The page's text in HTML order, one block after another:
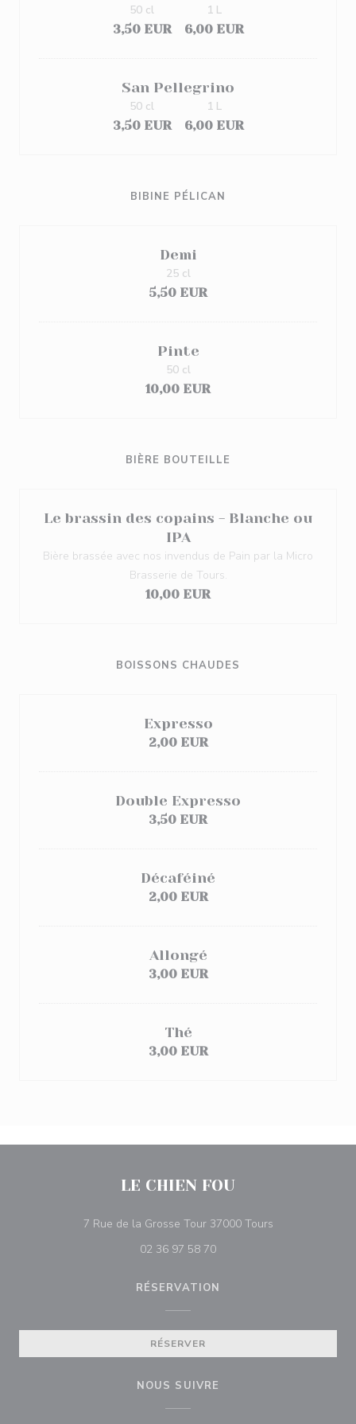
3,50 EUR
50 cl
6,00 EUR
1 L
San Pellegrino
3,50 EUR
50 cl
6,00 EUR
1 L
BIBINE PÉLICAN
Demi
5,50 EUR
25 cl
Pinte
10,00 EUR
50 cl
BIÈRE BOUTEILLE
Le brassin des copains - Blanche ou
IPA
Bière brassée avec nos invendus de Pain par la Micro
Brasserie de Tours.
10,00 EUR
BOISSONS CHAUDES
Expresso
2,00 EUR
Double Expresso
3,50 EUR
Décaféiné
2,00 EUR
Allongé
3,00 EUR
Thé
3,00 EUR
LE CHIEN FOU
7 Rue de la Grosse Tour 37000 Tours((ouvre une
02 36 97 58 70
RÉSERVATION
RÉSERVER
NOUS SUIVRE